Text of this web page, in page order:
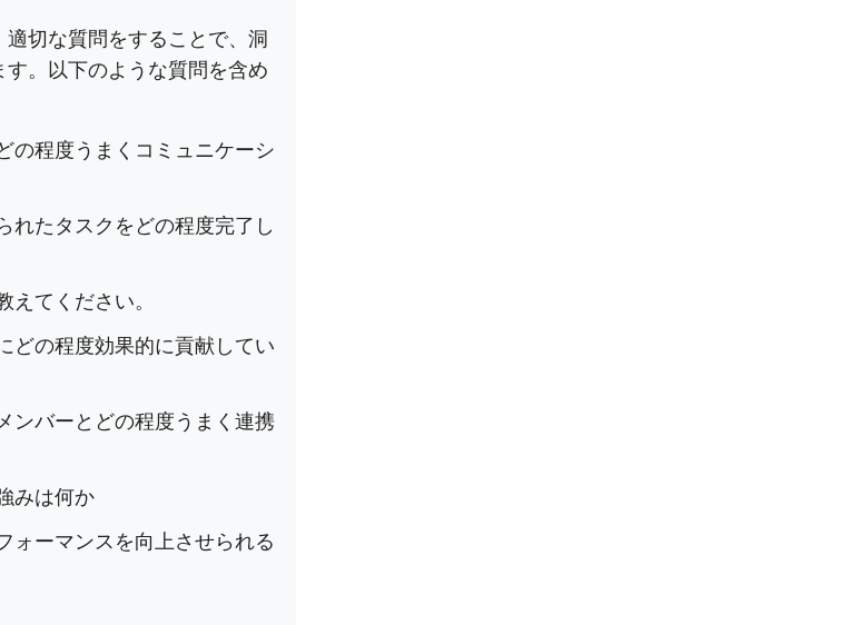
適切な質問をすることで、洞
。以下のような質問を含め
の程度うまくコミュニケーシ
れたタスクをどの程度完了し
てください。
どの程度効果的に貢献してい
ンバーとどの程度うまく連携
みは何か
ォーマンスを向上させられる